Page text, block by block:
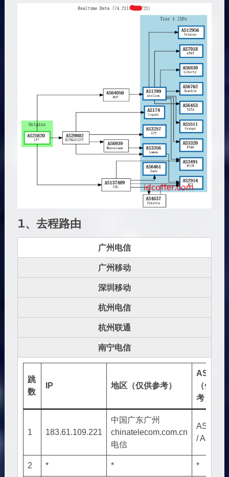
1、去程路由
广州电信
广州移动
深圳移动
杭州电信
杭州联通
南宁电信
跳
数
IP 地区（仅供参考）
AS号
（仅供参
考）
1 183.61.109.221
中国广东广州
chinatelecom.com.cn
电信
/ AS4134
2 * * *